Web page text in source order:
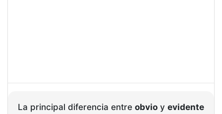
La principal diferencia entre obvio y evidente